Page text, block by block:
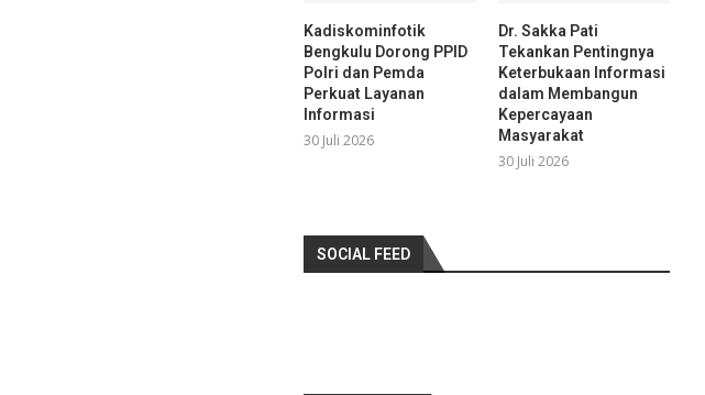
Kadiskominfotik
Bengkulu Dorong PPID
Polri dan Pemda
Perkuat Layanan
Informasi
30 Juli 2026
Dr. Sakka Pati
Tekankan Pentingnya
Keterbukaan Informasi
dalam Membangun
Kepercayaan
Masyarakat
30 Juli 2026
SOCIAL FEED